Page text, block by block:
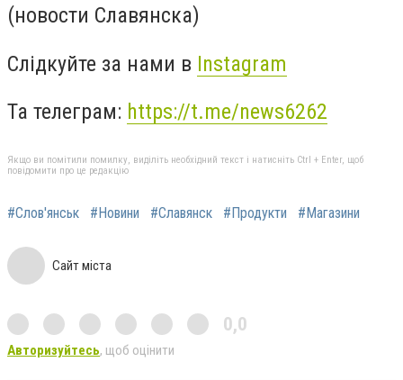
(новости Славянска)
Слідкуйте за нами в Instagram
Та телеграм: https://t.me/news6262
Якщо ви помітили помилку, виділіть необхідний текст і натисніть Ctrl + Enter, щоб
повідомити про це редакцію
#Слов'янськ #Новини #Славянск #Продукти #Магазини
Сайт міста
0,0
Авторизуйтесь, щоб оцінити